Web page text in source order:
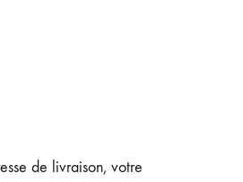
de livraison, votre